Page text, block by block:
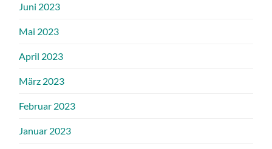
Juni 2023
Mai 2023
April 2023
März 2023
Februar 2023
Januar 2023